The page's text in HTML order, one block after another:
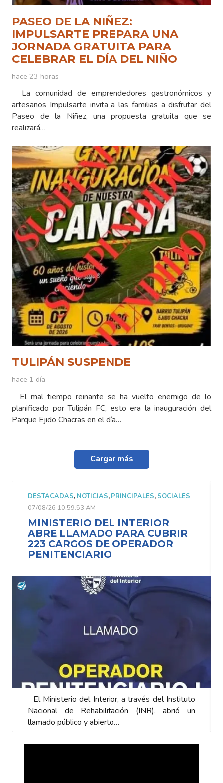
PASEO DE LA NIÑEZ:
IMPULSARTE PREPARA UNA
JORNADA GRATUITA PARA
CELEBRAR EL DÍA DEL NIÑO
hace 23 horas
La comunidad de emprendedores gastronómicos y
artesanos Impulsarte invita a las familias a disfrutar del
Paseo de la Niñez, una propuesta gratuita que se
realizará…
TULIPÁN SUSPENDE
hace 1 día
El mal tiempo reinante se ha vuelto enemigo de lo
planificado por Tulipán FC, esto era la inauguración del
Parque Ejido Chacras en el día…
Cargar más
DESTACADAS, NOTICIAS, PRINCIPALES, SOCIALES
07/08/26 10:59:53 AM
MINISTERIO DEL INTERIOR
ABRE LLAMADO PARA CUBRIR
223 CARGOS DE OPERADOR
PENITENCIARIO
El Ministerio del Interior, a través del Instituto
Nacional de Rehabilitación (INR), abrió un
llamado público y abierto…